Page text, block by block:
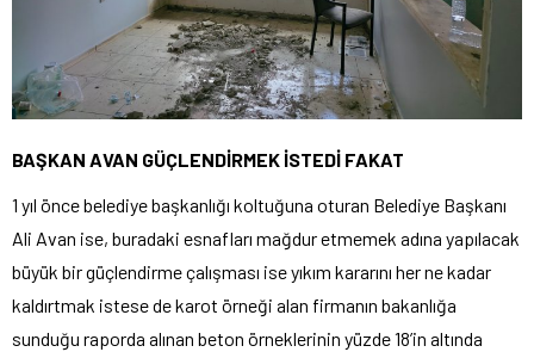
BAŞKAN AVAN GÜÇLENDİRMEK İSTEDİ FAKAT
1 yıl önce belediye başkanlığı koltuğuna oturan Belediye Başkanı
Ali Avan ise, buradaki esnafları mağdur etmemek adına yapılacak
büyük bir güçlendirme çalışması ise yıkım kararını her ne kadar
kaldırtmak istese de karot örneği alan firmanın bakanlığa
sunduğu raporda alınan beton örneklerinin yüzde 18’in altında